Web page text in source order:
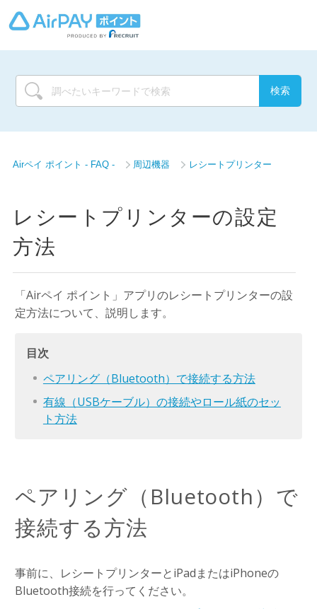
Airペイ ポイント - FAQ - 周辺機器 レシートプリンター
レシートプリンターの設定
方法
「Airペイ ポイント」アプリのレシートプリンターの設
定方法について、説明します。
目次
ペアリング（Bluetooth）で接続する方法
有線（USBケーブル）の接続やロール紙のセッ
ト方法
ペアリング（Bluetooth）で
接続する方法
事前に、レシートプリンターとiPadまたはiPhoneの
Bluetooth接続を行ってください。